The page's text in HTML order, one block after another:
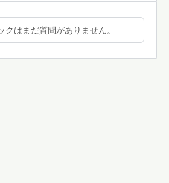
クはまだ質問がありません。